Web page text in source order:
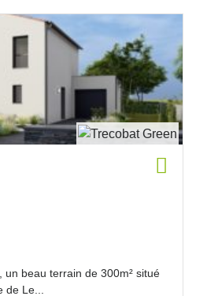
un beau terrain de 300m² situé
Le...